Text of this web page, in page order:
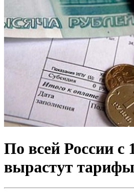
По всей России с
вырастут